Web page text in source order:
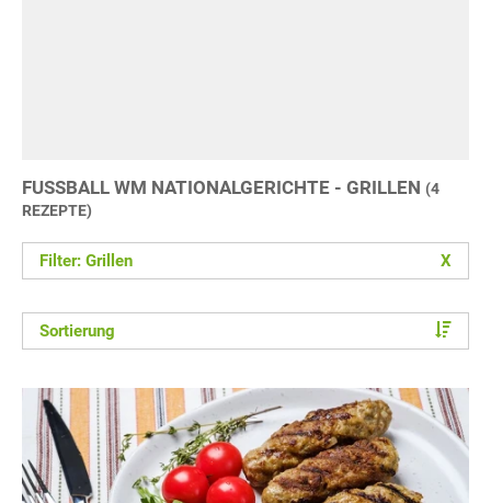
FUSSBALL WM NATIONALGERICHTE - GRILLEN (4
REZEPTE)
Filter: Grillen X
Sortierung